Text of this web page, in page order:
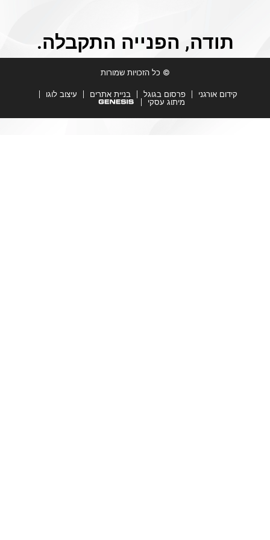
תודה, הפנייה התקבלה.
© כל הזכויות שמורות
קידום אורגני פרסום בגוגל בניית אתרים
עיצוב לוגו
מיתוג עסקי